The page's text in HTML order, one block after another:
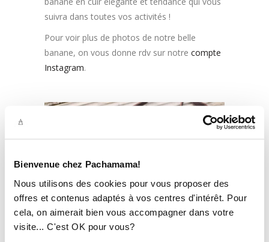
Bienvenue chez Pachamama!
Nous utilisons des cookies pour vous proposer des
offres et contenus adaptés à vos centres d'intérêt. Pour
cela, on aimerait bien vous accompagner dans votre
visite... C'est OK pour vous?
suivra dans toutes vos activités !
Pour voir plus de photos de notre belle
banane, on vous donne rdv sur notre compte
Instagram.